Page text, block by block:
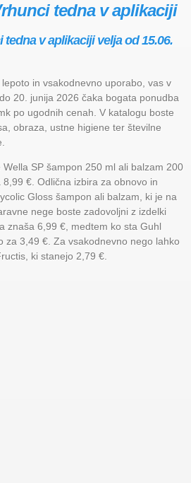
tedna v aplikaciji
v aplikaciji velja od 15.06.
in vsakodnevno uporabo, vas v
20. junija 2026 čaka bogata ponudba
po ugodnih cenah. V katalogu boste
obraza, ustne higiene ter številne
SP šampon 250 ml ali balzam 200
€. Odlična izbira za obnovo in
Gloss šampon ali balzam, ki je na
nege boste zadovoljni z izdelki
znaša 6,99 €, medtem ko sta Guhl
za 3,49 €. Za vsakodnevno nego lahko
ki stanejo 2,79 €.